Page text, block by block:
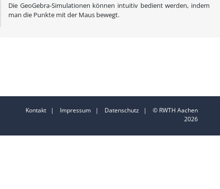
Die GeoGebra-Simulationen können intuitiv bedient werden, indem
man die Punkte mit der Maus bewegt.
Kontakt | Impressum | Datenschutz | © RWTH Aachen
2026